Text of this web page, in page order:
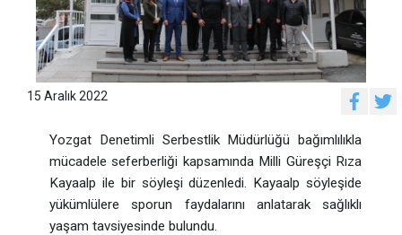
15 Aralık 2022
Yozgat Denetimli Serbestlik Müdürlüğü bağımlılıkla
mücadele seferberliği kapsamında Milli Güreşçi Rıza
Kayaalp ile bir söyleşi düzenledi. Kayaalp söyleşide
yükümlülere sporun faydalarını anlatarak sağlıklı
yaşam tavsiyesinde bulundu.